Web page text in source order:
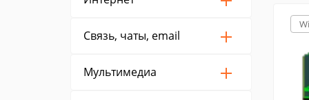
Связь, чаты, email
Мультимедиа